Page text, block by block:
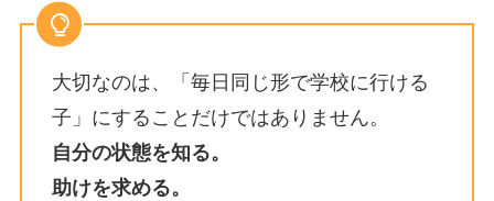
大切なのは、「毎日同じ形で学校に行ける
子」にすることだけではありません。
自分の状態を知る。
助けを求める。